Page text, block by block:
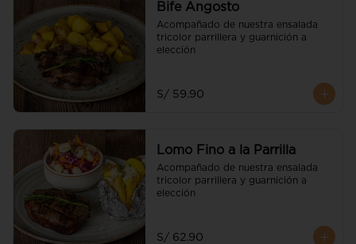
Bife Angosto
Acompañado de nuestra ensalada
tricolor parrillera y guarnición a
elección
S/ 59.90
Lomo Fino a la Parrilla
Acompañado de nuestra ensalada
tricolor parrillera y guarnición a
elección
S/ 62.90